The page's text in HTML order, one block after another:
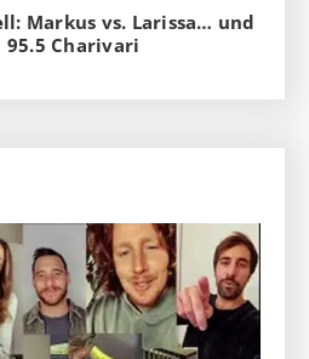
Markus vs. Larissa… und
95.5 Charivari